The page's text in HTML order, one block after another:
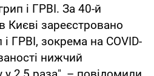
і ГРВІ. За 40-й
Києві зареєстровано
ГРВІ, зокрема на COVID-
нижчий